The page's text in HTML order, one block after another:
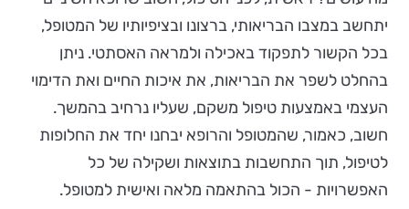
יתחשב במצבו הבריאותי, ברצונו ובציפיותיו של המטופל,
בכל הקשור לתפקוד באכילה ולמראה האסתטי. ניתן
בהחלט לשפר את הבריאות, את איכות החיים ואת הדימוי
העצמי באמצעות טיפול משקם, שעליו נרחיב בהמשך.
חשוב, כאמור, שהמטופל והרופא יבחנו יחד את החלופות
לטיפול, תוך התחשבות בתוצאות ושקילה של כל
האפשרויות - הכול בהתאמה מלאה ואישית למטופל.